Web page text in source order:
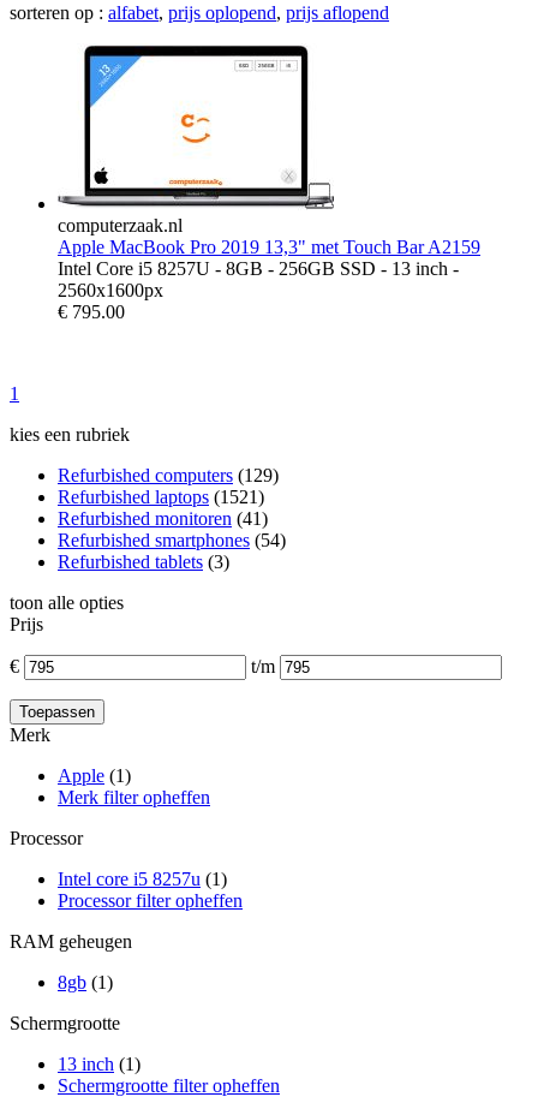
sorteren op : alfabet, prijs oplopend, prijs aflopend
computerzaak.nl
Apple MacBook Pro 2019 13,3" met Touch Bar A2159
Intel Core i5 8257U - 8GB - 256GB SSD - 13 inch -
2560x1600px
€ 795.00
1
kies een rubriek
Refurbished computers (129)
Refurbished laptops (1521)
Refurbished monitoren (41)
Refurbished smartphones (54)
Refurbished tablets (3)
toon alle opties
Prijs
€ t/m
Merk
Apple (1)
Merk filter opheffen
Processor
Intel core i5 8257u (1)
Processor filter opheffen
RAM geheugen
8gb (1)
Schermgrootte
13 inch (1)
Schermgrootte filter opheffen